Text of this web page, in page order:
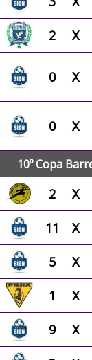
2 X
0 X
0 X
10º Copa
2 X
11 X
5 X
1 X
9 X